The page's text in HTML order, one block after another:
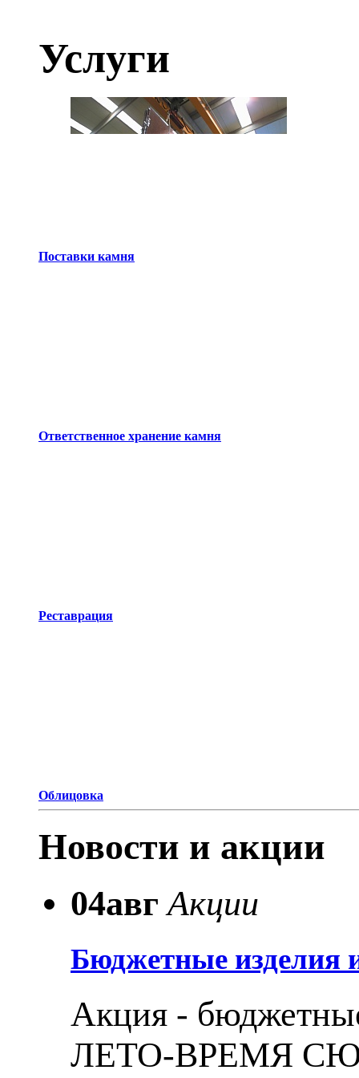
Услуги
Поставки камня
Ответственное хранение камня
Реставрация
Облицовка
Новости и акции
04авг Акции
Бюджетные изделия
Акция -
ЛЕТО-ВРЕМЯ